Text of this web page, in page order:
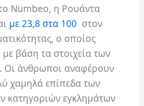
Numbeo, η Ρουάντα
με 23,8 στα 100 στον
ο οποίος
με βάση τα στοιχεία των
Οι άνθρωποι αναφέρουν
χαμηλά επίπεδα των
κατηγοριών εγκλημάτων